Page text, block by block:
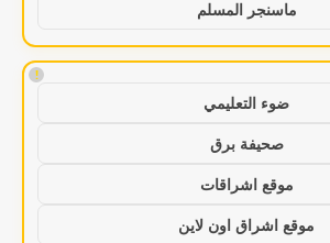
ماسنجر المسلم
!
ضوء التعليمي
صحيفة برق
موقع اشراقات
موقع اشراق اون لاين